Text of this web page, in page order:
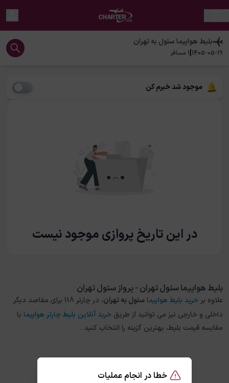
خطا در انجام عملیات
بلیط هواپیماسئول به تهران
1405-05-19
|
1 مسافر
موجود شد خبرم کن
در این تاریخ پروازی موجود نیست
بلیط هواپیما سئول تهران - پرواز سئول تهران
علاوه بر خرید بلیط هواپیما سئولبهتهران
، در چارتر 118 برای مقاصد دیگر
داخلی و خارجی نیز می توانید از طریق خرید آنلاین بلیط چارتر هواپیما با
مقایسه قیمت بلیط، بهترین گزینه را انتخاب کنید .